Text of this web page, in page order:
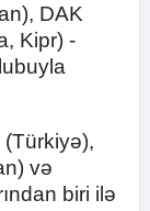
DAK
Kipr) -
və
biri ilə